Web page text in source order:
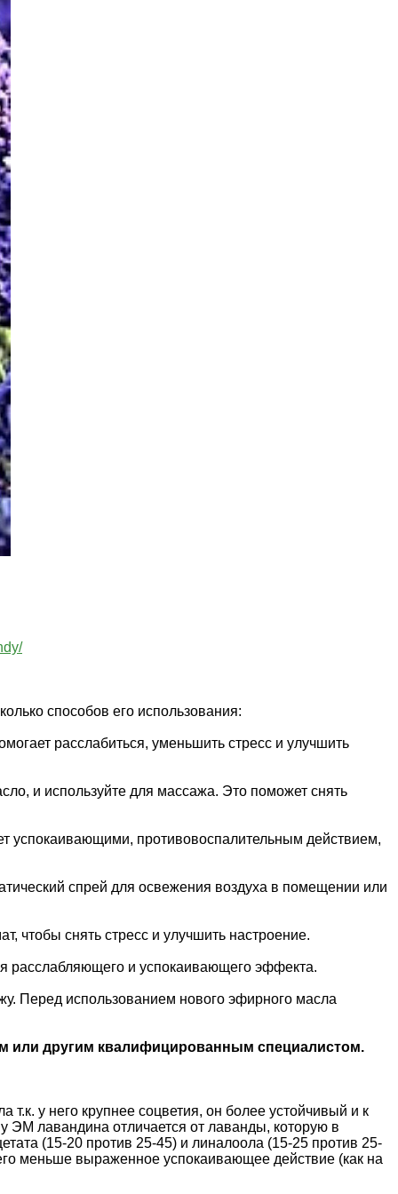
способов его использования:
расслабиться, уменьшить стресс и улучшить
и используйте для массажа. Это поможет снять
успокаивающими, противовоспалительным действием,
спрей для освежения воздуха в помещении или
чтобы снять стресс и улучшить настроение.
расслабляющего и успокаивающего эффекта.
Перед использованием нового эфирного масла
или другим квалифицированным специалистом.
у него крупнее соцветия, он более устойчивый и к
ЭМ лавандина отличается от лаванды, которую в
(15-20 против 25-45) и линалоола (15-25 против 25-
меньше выраженное успокаивающее действие (как на